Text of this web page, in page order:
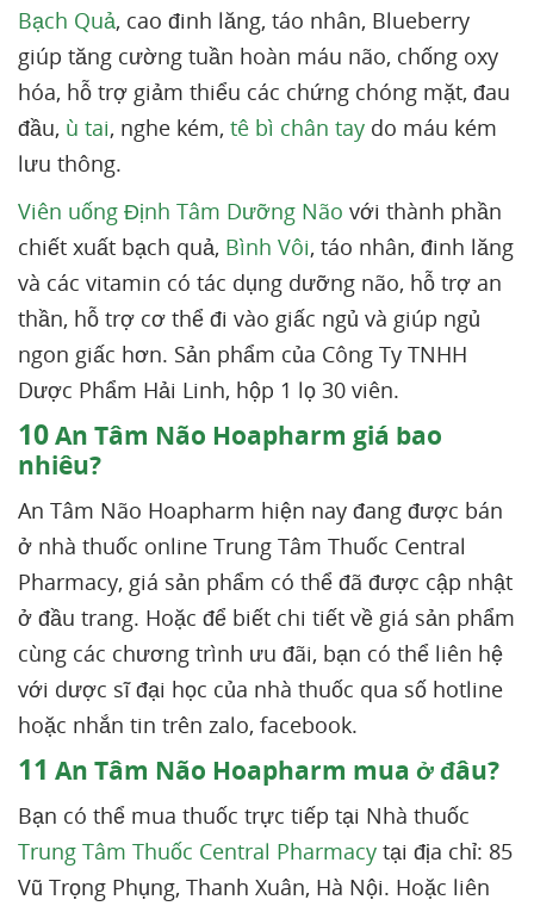
Bạch Quả, cao đinh lăng, táo nhân, Blueberry
giúp tăng cường tuần hoàn máu não, chống oxy
hóa, hỗ trợ giảm thiểu các chứng chóng mặt, đau
đầu, ù tai, nghe kém, tê bì chân tay do máu kém
lưu thông.
Viên uống Định Tâm Dưỡng Não với thành phần
chiết xuất bạch quả, Bình Vôi, táo nhân, đinh lăng
và các vitamin có tác dụng dưỡng não, hỗ trợ an
thần, hỗ trợ cơ thể đi vào giấc ngủ và giúp ngủ
ngon giấc hơn. Sản phẩm của Công Ty TNHH
Dược Phẩm Hải Linh, hộp 1 lọ 30 viên.
10An Tâm Não Hoapharm giá bao
nhiêu?
An Tâm Não Hoapharm hiện nay đang được bán
ở nhà thuốc online Trung Tâm Thuốc Central
Pharmacy, giá sản phẩm có thể đã được cập nhật
ở đầu trang. Hoặc để biết chi tiết về giá sản phẩm
cùng các chương trình ưu đãi, bạn có thể liên hệ
với dược sĩ đại học của nhà thuốc qua số hotline
hoặc nhắn tin trên zalo, facebook.
11 An Tâm Não Hoapharm mua ở đâu?
Bạn có thể mua thuốc trực tiếp tại Nhà thuốc
Trung Tâm Thuốc Central Pharmacy tại địa chỉ: 85
Vũ Trọng Phụng, Thanh Xuân, Hà Nội. Hoặc liên